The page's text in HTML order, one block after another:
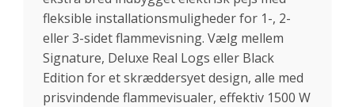
fleksible installationsmuligheder for 1-, 2-
eller 3-sidet flammevisning. Vælg mellem
Signature, Deluxe Real Logs eller Black
Edition for et skræddersyet design, alle med
prisvindende flammevisualer, effektiv 1500 W